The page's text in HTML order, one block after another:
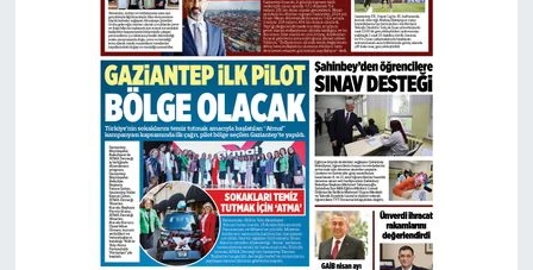
Haber Arşivi